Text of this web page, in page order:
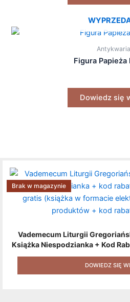
Figura Papieża
Dowiedz się
Vademecum Liturgii
Książka Niespodzianka + Kod
+ Gratis (książka W Formacie
Produktów + Kod
Brak w magazynie
DOWIEDZ SIĘ